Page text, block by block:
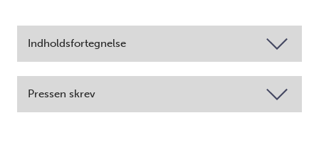
Indholdsfortegnelse
Pressen skrev